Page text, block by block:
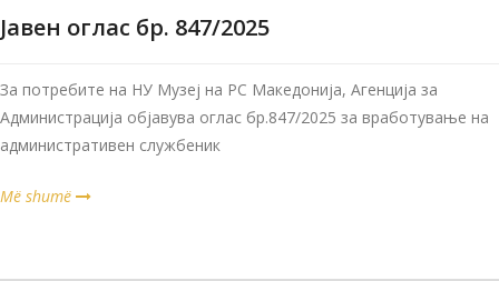
Јавен оглас бр. 847/2025
За потребите на НУ Музеј на РС Македонија, Агенција за
Администрација објавува оглас бр.847/2025 за вработување на
административен службеник
Më shumë